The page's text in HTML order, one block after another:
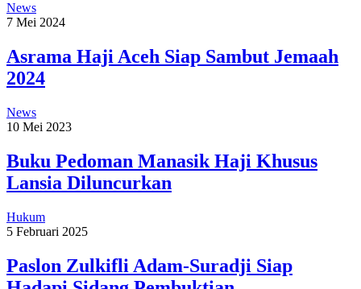
News
7 Mei 2024
Asrama Haji Aceh Siap Sambut Jemaah
2024
News
10 Mei 2023
Buku Pedoman Manasik Haji Khusus
Lansia Diluncurkan
Hukum
5 Februari 2025
Paslon Zulkifli Adam-Suradji Siap